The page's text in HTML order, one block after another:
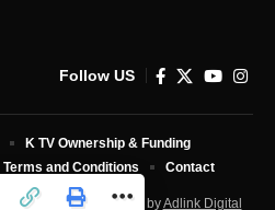
Follow US
Reserved. Developed byAdlink Digital
K TV Ownership & Funding
Terms and Conditions Contact